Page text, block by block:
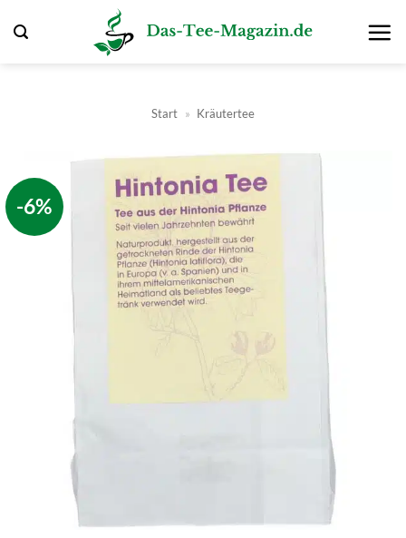
Inhalt
Start » Kräutertee
-6%